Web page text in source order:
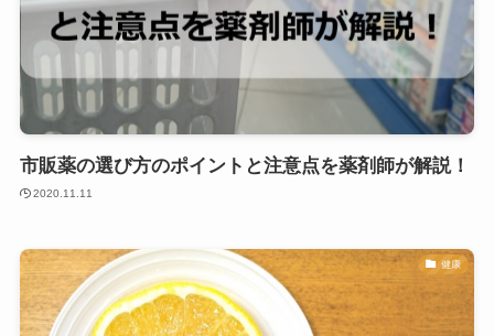
市販薬の選び方のポイントと注意点を薬剤師が解説！
2020.11.11
健康